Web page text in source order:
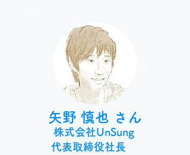
矢野 慎也 さん
株式会社UnSung
代表取締役社長